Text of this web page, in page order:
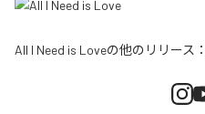
All I Need is Loveの他のリリース：